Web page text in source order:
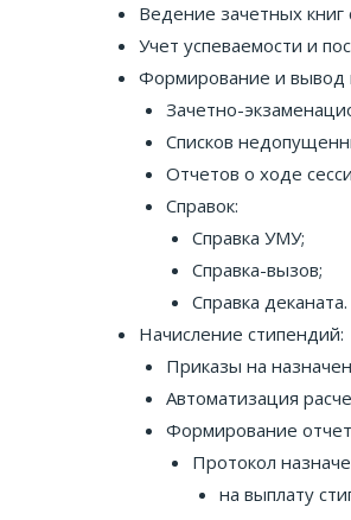
Ведение зачетных
Учет успеваемости и
Формирование и вывод
Зачетно-
Списков
Отчетов о ходе
Справок:
Справка УМУ;
Справка-вызов;
Справка деканата.
Начисление стипендий:
Приказы на
Автоматизация
Формирование
Протокол
на выплату